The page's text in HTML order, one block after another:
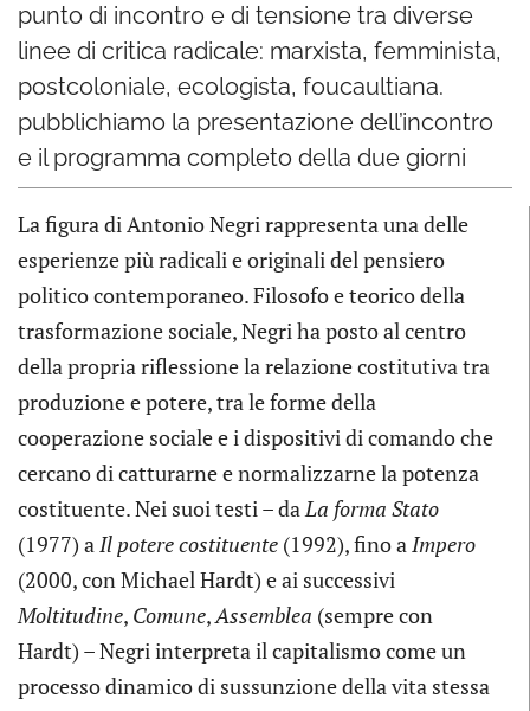
punto di incontro e di tensione tra diverse
linee di critica radicale: marxista, femminista,
postcoloniale, ecologista, foucaultiana.
pubblichiamo la presentazione dell’incontro
e il programma completo della due giorni
La figura di Antonio Negri rappresenta una delle
esperienze più radicali e originali del pensiero
politico contemporaneo. Filosofo e teorico della
trasformazione sociale, Negri ha posto al centro
della propria riflessione la relazione costitutiva tra
produzione e potere, tra le forme della
cooperazione sociale e i dispositivi di comando che
cercano di catturarne e normalizzarne la potenza
costituente. Nei suoi testi – daLa forma Stato
(1977) aIl potere costituente (1992), fino aImpero
(2000, con Michael Hardt) e ai successivi
Moltitudine, Comune,Assemblea (sempre con
Hardt) – Negri interpreta il capitalismo come un
processo dinamico di sussunzione della vita stessa